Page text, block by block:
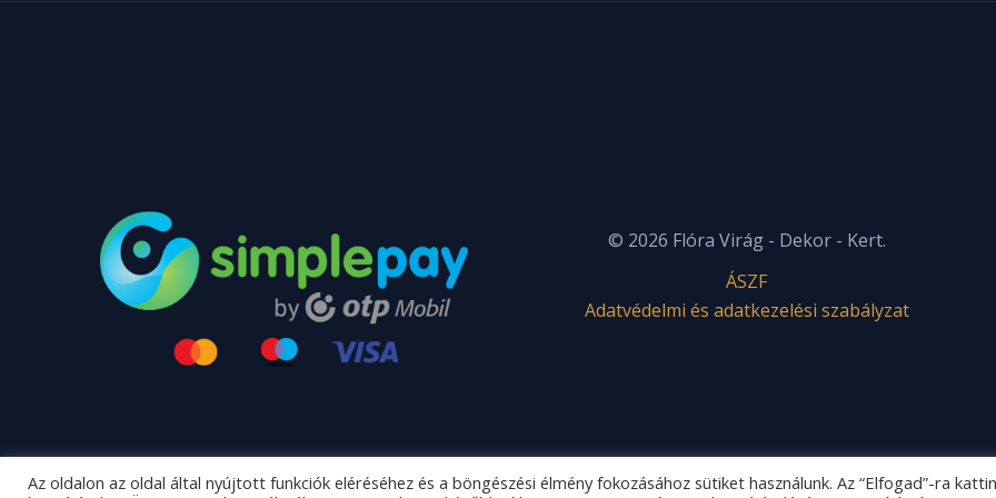
© 2026 Flóra Virág - Dekor - Kert.
ÁSZF
Adatvédelmi és adatkezelési szabályzat
Az oldalon az oldal által nyújtott funkciók eléréséhez és a böngészési élmény fokozásához sütiket használunk. Az “Elfogad”-ra